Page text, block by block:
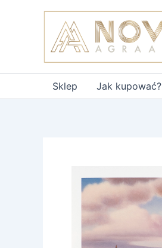
Sklep Jak kupować?